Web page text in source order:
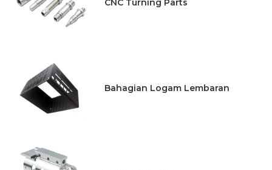
CNC Turning Parts
Bahagian Logam Lembaran